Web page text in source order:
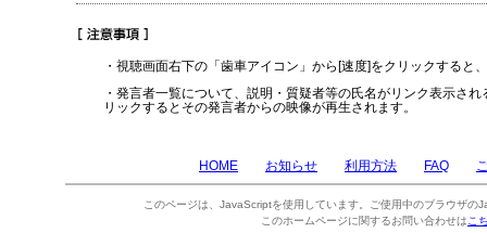
・視聴画面右下の「歯車アイコン」から[速度]をクリックすると
・発言者一覧について、説明・質疑者等の氏名がリンク表示さ
リックするとその発言者からの映像が再生されます。
HOME お知らせ 利用方法 FAQ
このページは、JavaScriptを使用しています。ご使用中のブラウザの
このホームページに関するお問い合わせは こ